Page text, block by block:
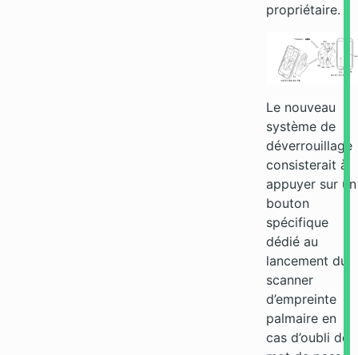
propriétaire.
Le nouveau
système de
déverrouillage
consisterait à
appuyer sur un
bouton
spécifique
dédié au
lancement du
scanner
d’empreinte
palmaire en
cas d’oubli de